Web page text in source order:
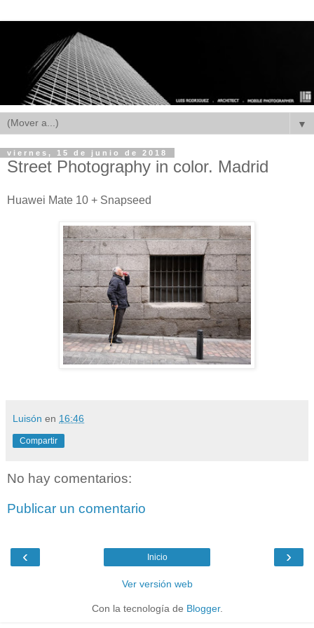
▼
viernes, 15 de junio de 2018
Street Photography in color. Madrid
Huawei Mate 10 + Snapseed
Luisón en 16:46
Compartir
No hay comentarios:
Publicar un comentario
‹ ›
Inicio
Ver versión web
Con la tecnología de Blogger.